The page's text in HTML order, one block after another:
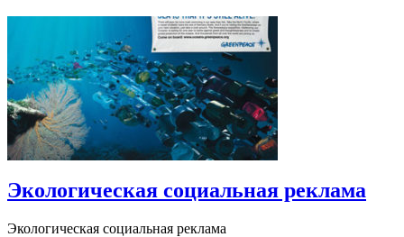
Экологическая социальная реклама
Экологическая социальная реклама